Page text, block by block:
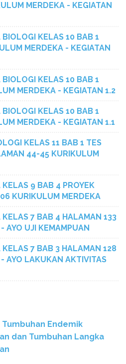
MERDEKA - KEGIATAN
KELAS 10 BAB 1
MERDEKA - KEGIATAN
KELAS 10 BAB 1
MERDEKA - KEGIATAN 1.2
KELAS 10 BAB 1
MERDEKA - KEGIATAN 1.1
KELAS 11 BAB 1 TES
44-45 KURIKULUM
9 BAB 4 PROYEK
KURIKULUM MERDEKA
KELAS 7 BAB 4 HALAMAN 133
AYO UJI KEMAMPUAN
KELAS 7 BAB 3 HALAMAN 128
AYO LAKUKAN AKTIVITAS
Tumbuhan Endemik
dan Tumbuhan Langka